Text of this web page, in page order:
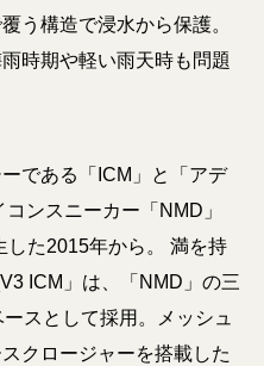
う構造で浸水から保護。
時期や軽い雨天時も問題
である「ICM」と「アデ
ンスニーカー「NMD」
た2015年から。 満を持
ICM」は、「NMD」の三
スとして採用。メッシュ
クロージャーを搭載した